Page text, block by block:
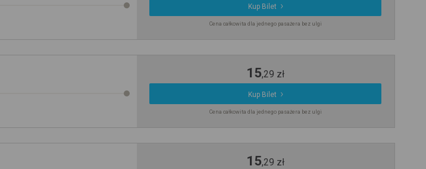
Kup Bilet
Cena całkowita dla jednego pasażera bez ulgi
15,29 zł
Kup Bilet
Cena całkowita dla jednego pasażera bez ulgi
15,29 zł